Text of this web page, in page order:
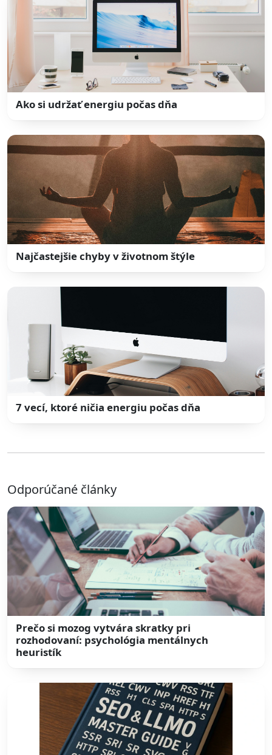
Ako si udržať energiu počas dňa
Najčastejšie chyby v životnom štýle
7 vecí, ktoré ničia energiu počas dňa
Odporúčané články
Prečo si mozog vytvára skratky pri
rozhodovaní: psychológia mentálnych
heuristík